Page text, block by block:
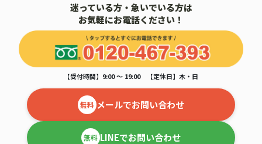
迷っている方・急いでいる方は
お気軽にお電話ください！
【受付時間】9:00 ～ 19:00 【定休日】木・日
無料 メールでお問い合わせ
無料 LINEでお問い合わせ